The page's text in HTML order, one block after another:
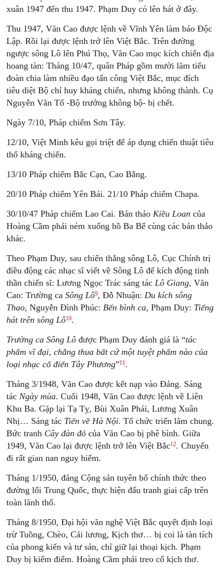
xuân 1947 đến thu 1947. Phạm Duy có lên hát ở đây.
Thu 1947, Văn Cao được lệnh về Vĩnh Yên làm báo Độc
Lập. Rồi lại được lệnh trở lên Việt Bắc. Trên đường
ngược sông Lô lên Phú Thọ, Văn Cao mục kích chiến địa
hoang tàn: Tháng 10/47, quân Pháp gồm mười lăm tiểu
đoàn chia làm nhiều đạo tấn công Việt Bắc, mục đích
tiêu diệt Bộ chỉ huy kháng chiến, nhưng không thành. Cụ
Nguyễn Văn Tố -Bộ trưởng không bộ- bị chết.
Ngày 7/10, Pháp chiếm Sơn Tây.
12/10, Việt Minh kêu gọi triệt để áp dụng chiến thuật tiêu
thổ kháng chiến.
13/10 Pháp chiếm Bắc Cạn, Cao Bằng.
20/10 Pháp chiếm Yên Bái. 21/10 Pháp chiếm Chapa.
30/10/47 Pháp chiếm Lao Cai. Bản thảoKiều Loan của
Hoàng Cầm phải ném xuống hồ Ba Bể cùng các bản thảo
khác.
Theo Phạm Duy, sau chiến thắng sông Lô, Cục Chính trị
điều động các nhạc sĩ viết về Sông Lô để kích động tinh
thần chiến sĩ: Lương Ngọc Trác sáng tácLô Giang, Văn
Cao: Trường caSông Lô9, Đỗ Nhuận:Du kích sông
Thao, Nguyễn Đình Phúc:Bến bình ca, Phạm Duy: Tiếng
hát trên sông Lô10.
Trường ca Sông Lô được Phạm Duy đánh giá là “tác
phẩm vĩ đại, chẳng thua bất cứ một tuyệt phẩm nào của
loại nhạc cổ điển Tây Phương”11.
Tháng 3/1948, Văn Cao được kết nạp vào Đảng. Sáng
tácNgày mùa. Cuối 1948, Văn Cao được lệnh về Liên
Khu Ba. Gặp lại Tạ Tỵ, Bùi Xuân Phái, Lương Xuân
Nhị… Sáng tác Tiến về Hà Nội. Tổ chức triển lãm chung.
Bức tranh Cây đàn đỏ của Văn Cao bị phê bình. Giữa
1949, Văn Cao lại được lệnh trở lên Việt Bắc12. Chuyến
đi rất gian nan nguy hiểm.
Tháng 1/1950, đảng Cộng sản tuyên bố chính thức theo
đường lối Trung Quốc, thực hiện đấu tranh giai cấp trên
toàn lãnh thổ.
Tháng 8/1950, Đại hội văn nghệ Việt Bắc quyết định loại
trừ Tuồng, Chèo, Cải lương, Kịch thơ… bị coi là tàn tích
của phong kiến và tư sản, chỉ giữ lại thoại kịch. Phạm
Duy bị kiểm điểm. Hoàng Cầm phải treo cổ kịch thơ.